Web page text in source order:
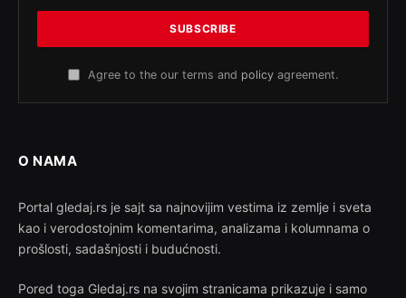
Agree to the our terms and policy agreement.
O NAMA
Portal gledaj.rs je sajt sa najnovijim vestima iz zemlje i sveta
kao i verodostojnim komentarima, analizama i kolumnama o
prošlosti, sadašnjosti i budućnosti.
Pored toga Gledaj.rs na svojim stranicama prikazuje i samo